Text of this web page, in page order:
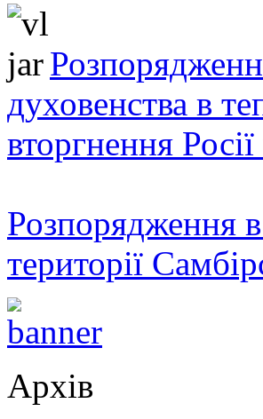
духовенства в
вторгнення
Розпорядження в
території
Архів